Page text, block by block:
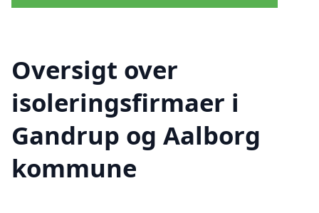
Oversigt over
isoleringsfirmaer i
Gandrup og Aalborg
kommune